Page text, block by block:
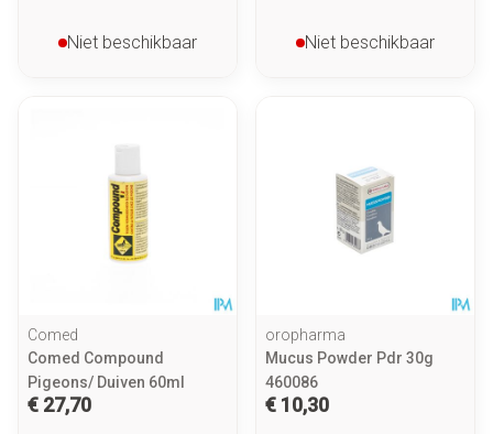
Niet beschikbaar Niet beschikbaar
Comed
Comed Compound
Pigeons/ Duiven 60ml
€ 27,70
oropharma
Mucus Powder Pdr 30g
460086
€ 10,30